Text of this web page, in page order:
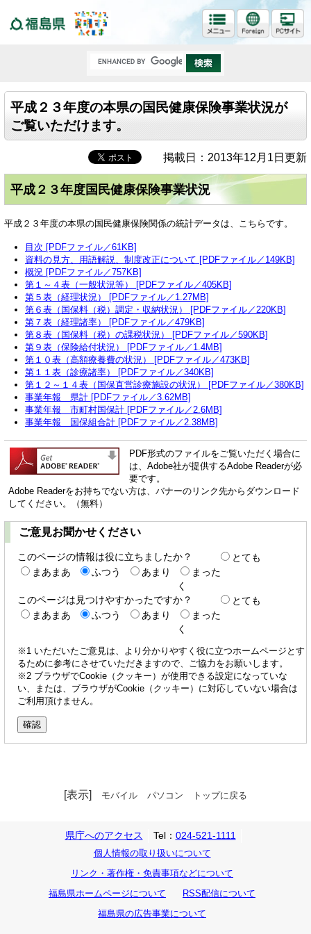
平成２３年度の本県の国民健康保険事業状況が
ご覧いただけます。
掲載日：2013年12月1日更新
平成２３年度国民健康保険事業状況
平成２３年度の本県の国民健康保険関係の統計データは、こちらです。
目次 [PDFファイル／61KB]
資料の見方、用語解説、制度改正について [PDFファイル／149KB]
概況 [PDFファイル／757KB]
第１～４表（一般状況等） [PDFファイル／405KB]
第５表（経理状況） [PDFファイル／1.27MB]
第６表（国保料（税）調定・収納状況） [PDFファイル／220KB]
第７表（経理諸率） [PDFファイル／479KB]
第８表（国保料（税）の課税状況） [PDFファイル／590KB]
第９表（保険給付状況） [PDFファイル／1.4MB]
第１０表（高額療養費の状況） [PDFファイル／473KB]
第１１表（診療諸率） [PDFファイル／340KB]
第１２～１４表（国保直営診療施設の状況） [PDFファイル／380KB]
事業年報 県計 [PDFファイル／3.62MB]
事業年報 市町村国保計 [PDFファイル／2.6MB]
事業年報 国保組合計 [PDFファイル／2.38MB]
PDF形式のファイルをご覧いただく場合に
は、Adobe社が提供するAdobe Readerが必
要です。
Adobe Readerをお持ちでない方は、バナーのリンク先からダウンロード
してください。（無料）
ご意見お聞かせください
このページの情報は役に立ちましたか？
とても
まあまあ
ふつう あまり
まった
く
このページは見つけやすかったですか？
とても
まあまあ
ふつう あまり
まった
く
※1 いただいたご意見は、より分かりやすく役に立つホームページとす
るために参考にさせていただきますので、ご協力をお願いします。
※2 ブラウザでCookie（クッキー）が使用できる設定になっていな
い、または、ブラウザがCookie（クッキー）に対応していない場合は
ご利用頂けません。
[表示] モバイル パソコン トップに戻る
県庁へのアクセス Tel： 024-521-1111
個人情報の取り扱いについて
リンク・著作権・免責事項などについて
福島県ホームページについて
RSS配信について
福島県の広告事業について